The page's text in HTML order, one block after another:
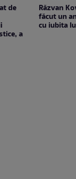
de
a
Răzvan
făcut un
cu iubita